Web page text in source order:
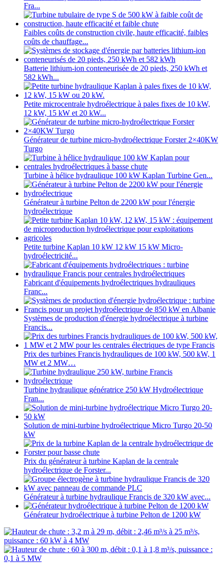
Fra...
Faibles coûts de construction civile, haute efficacité, faibles
coûts de chauffage...
Batterie lithium-ion conteneurisée de 20 pieds, 250 kWh et
582 kWh...
Petite microcentrale hydroélectrique à pales fixes de 10 kW,
12 kW, 15 kW et 20 kW...
Générateur de turbine micro-hydroélectrique Forster 2×40KW
Turgo
Turbine à hélice hydraulique 100 kW Kaplan Turbine Gen...
Générateur à turbine Pelton de 2200 kW pour l'énergie
hydroélectrique
Petite turbine Kaplan 10 kW 12 kW 15 kW Micro-
hydroélectricité...
Fabricant d'équipements hydroélectriques hydrauliques
Franc...
Systèmes de production d'énergie hydroélectrique à turbine
Francis...
Prix ​​des turbines Francis hydrauliques de 100 kW, 500 kW, 1
MW et 2 MW…
Turbine hydraulique génératrice 250 kW Hydroélectrique
Fran...
Solution de mini-turbine hydroélectrique Micro Turgo 20-50
kW
Prix ​​du générateur à turbine Kaplan de la centrale
hydroélectrique de Forster...
Générateur à turbine hydraulique Francis de 320 kW avec...
Générateur hydroélectrique à turbine Pelton de 1200 kW